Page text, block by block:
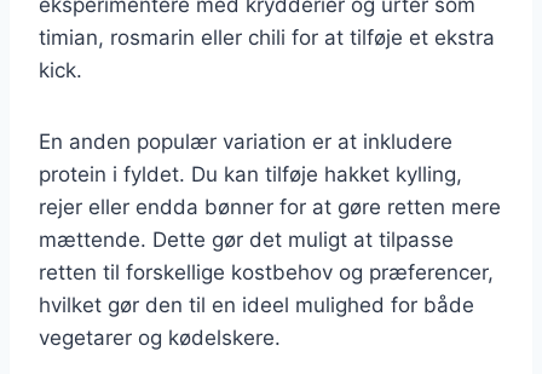
eksperimentere med krydderier og urter som
timian, rosmarin eller chili for at tilføje et ekstra
kick.
En anden populær variation er at inkludere
protein i fyldet. Du kan tilføje hakket kylling,
rejer eller endda bønner for at gøre retten mere
mættende. Dette gør det muligt at tilpasse
retten til forskellige kostbehov og præferencer,
hvilket gør den til en ideel mulighed for både
vegetarer og kødelskere.